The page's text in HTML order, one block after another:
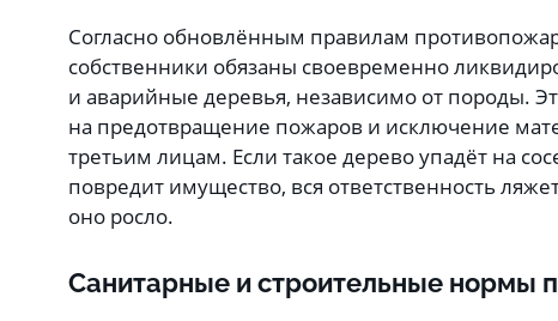
Согласно обновлённым правилам
собственники обязаны своевременно
и аварийные деревья, независимо от породы.
на предотвращение пожаров и исключение
третьим лицам. Если такое дерево упадёт на
повредит имущество, вся ответственность
оно росло.
Санитарные и строительные нормы